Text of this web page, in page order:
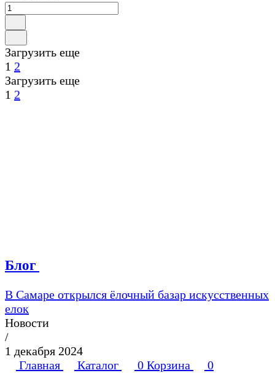
Загрузить еще
1 2
Загрузить еще
1 2
Блог
В Самаре открылся ёлочный базар искусственных
елок
Новости
/
1 декабря 2024
Главная
Каталог 0 Корзина
0